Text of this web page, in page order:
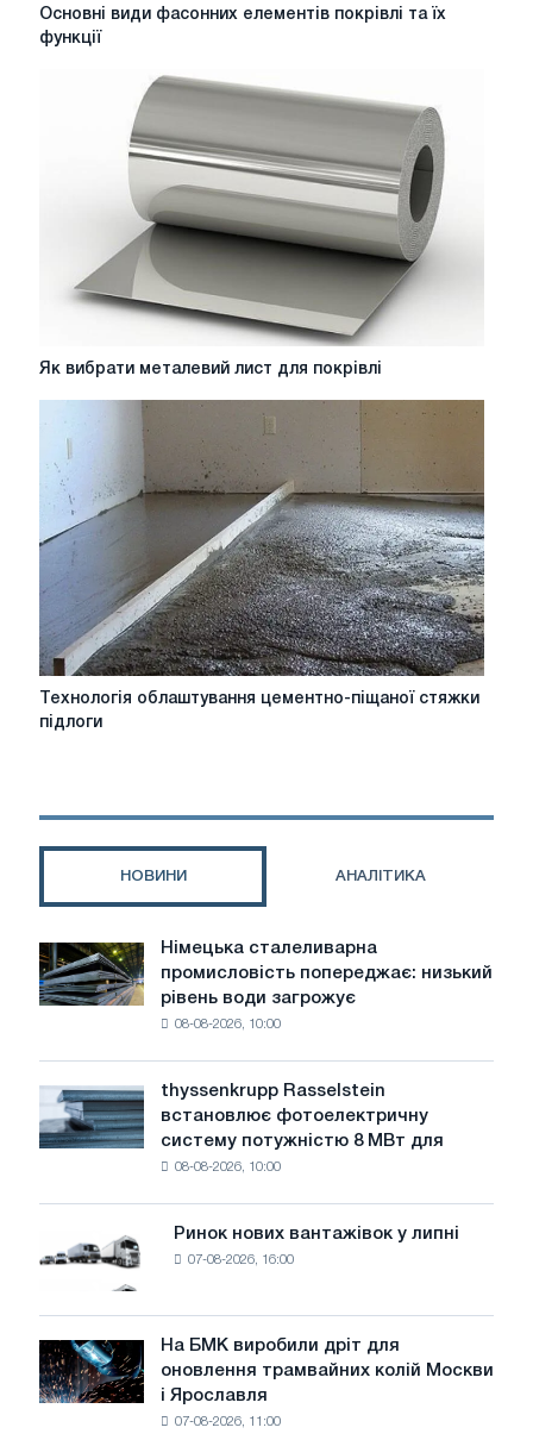
Основні
види
Основні види фасонних елементів покрівлі та їх
функції
Як
вибрати
для
покрівлі
Як вибрати металевий лист для покрівлі
Технологія
облаштування
підлоги
Технологія облаштування цементно-піщаної стяжки
підлоги
НОВИНИ АНАЛІТИКА
Німецька
сталеливарна
промисловість
води
загрожує
безпеці
Німецька сталеливарна
промисловість попереджає: низький
рівень води загрожує
08-08-2026, 10:00
thyssenkrupp
Rasselstein
встановлює
фотоелектричну
досягнення
цілей
декарбонізації
thyssenkrupp Rasselstein
встановлює фотоелектричну
систему потужністю 8 МВт для
08-08-2026, 10:00
Ринок
нових
вантажівок
у
липні
Ринок нових вантажівок у липні
07-08-2026, 16:00
На
БМК
виробили
На БМК виробили дріт для
оновлення трамвайних колій Москви
і Ярославля
07-08-2026, 11:00